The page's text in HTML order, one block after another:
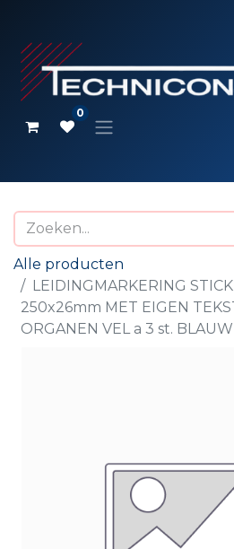
0
Alle producten
LEIDINGMARKERING
250x26mm MET EIGEN
ORGANEN VEL a 3 st. BLAUW